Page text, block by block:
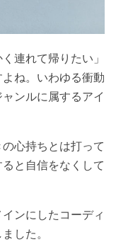
く連れて帰りたい」
ね。いわゆる衝動
ンルに属するアイ
心持ちとは打って
と自信をなくして
ンにしたコーディ
した。